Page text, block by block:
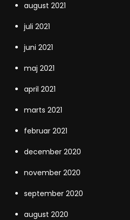
august 2021
juli 2021
juni 2021
maj 2021
april 2021
marts 2021
februar 2021
december 2020
november 2020
september 2020
august 2020